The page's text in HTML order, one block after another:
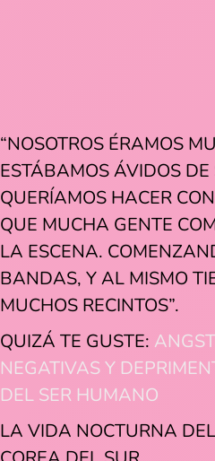
“NOSOTROS ÉRAMOS
ESTÁBAMOS ÁVIDOS DE
QUERÍAMOS HACER
QUE MUCHA GENTE
LA ESCENA.
BANDAS, Y AL MISMO
MUCHOS RECINTOS”.
QUIZÁ TE GUSTE:
NEGATIVAS Y
DEL SER HUMANO
LA VIDA NOCTURNA